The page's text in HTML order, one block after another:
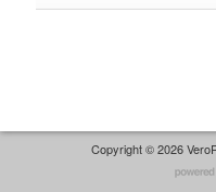
Copyright © 2026